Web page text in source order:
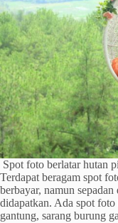
Spot foto berlatar hutan
Terdapat beragam spot
berbayar, namun
didapatkan. Ada spot foto
gantung, sarang burung